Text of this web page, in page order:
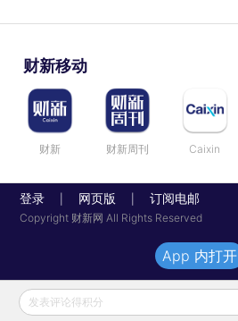
财新移动
财新 财新周刊 Caixin
登录 网页版 订阅电邮
Copyright 财新网 All Rights Reserved
发表评论得积分
App 内打开